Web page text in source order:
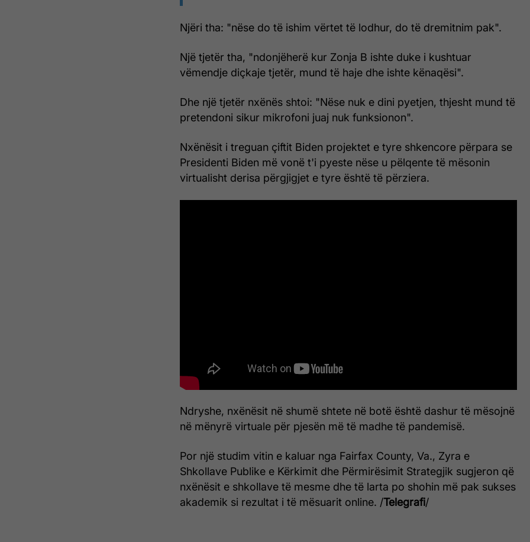
Njëri tha: "nëse do të ishim vërtet të lodhur, do të dremitnim pak".
Një tjetër tha, "ndonjëherë kur Zonja B ishte duke i kushtuar
vëmendje diçkaje tjetër, mund të haje dhe ishte kënaqësi".
Dhe një tjetër nxënës shtoi: "Nëse nuk e dini pyetjen, thjesht mund të
pretendoni sikur mikrofoni juaj nuk funksionon".
Nxënësit i treguan çiftit Biden projektet e tyre shkencore përpara se
Presidenti Biden më vonë t'i pyeste nëse u pëlqente të mësonin
virtualisht derisa përgjigjet e tyre është të përziera.
Ndryshe, nxënësit në shumë shtete në botë është dashur të mësojnë
në mënyrë virtuale për pjesën më të madhe të pandemisë.
Por një studim vitin e kaluar nga Fairfax County, Va., Zyra e
Shkollave Publike e Kërkimit dhe Përmirësimit Strategjik sugjeron që
nxënësit e shkollave të mesme dhe të larta po shohin më pak sukses
akademik si rezultat i të mësuarit online. /Telegrafi/